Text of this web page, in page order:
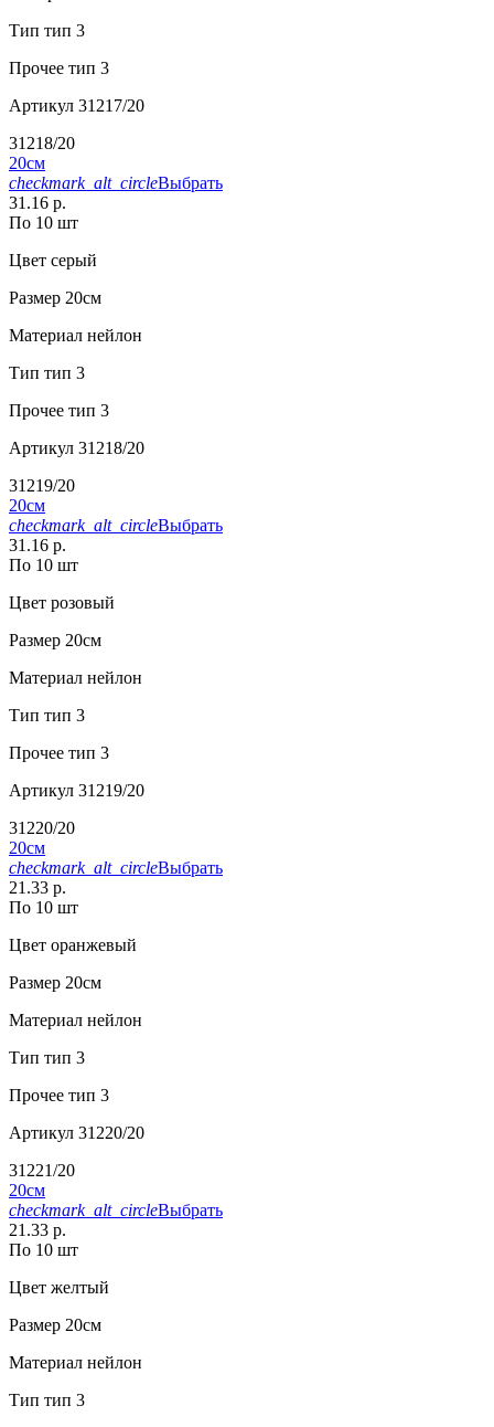
Тип тип 3
Прочее тип 3
Артикул 31217/20
31218/20
20см
checkmark_alt_circleВыбрать
31.16 р.
По 10 шт
Цвет серый
Размер 20см
Материал нейлон
Тип тип 3
Прочее тип 3
Артикул 31218/20
31219/20
20см
checkmark_alt_circleВыбрать
31.16 р.
По 10 шт
Цвет розовый
Размер 20см
Материал нейлон
Тип тип 3
Прочее тип 3
Артикул 31219/20
31220/20
20см
checkmark_alt_circleВыбрать
21.33 р.
По 10 шт
Цвет оранжевый
Размер 20см
Материал нейлон
Тип тип 3
Прочее тип 3
Артикул 31220/20
31221/20
20см
checkmark_alt_circleВыбрать
21.33 р.
По 10 шт
Цвет желтый
Размер 20см
Материал нейлон
Тип тип 3